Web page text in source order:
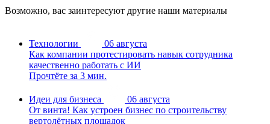
Возможно, вас заинтересуют другие наши материалы
Технологии
06 августа
Как компании протестировать навык сотрудника
качественно работать с ИИ
Прочтёте за 3 мин.
Идеи для бизнеса
06 августа
От винта! Как устроен бизнес по строительству
вертолётных площадок